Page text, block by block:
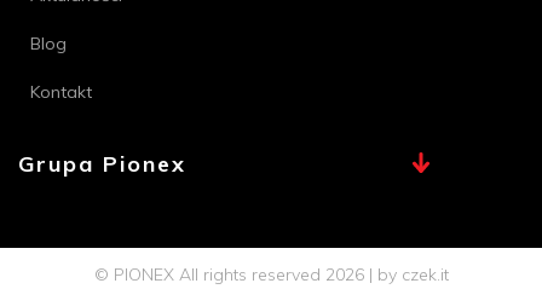
Blog
Kontakt
Grupa Pionex
Chemia Bielsko
Profi PSB© PIONEX All rights reserved 2026 | by czek.it